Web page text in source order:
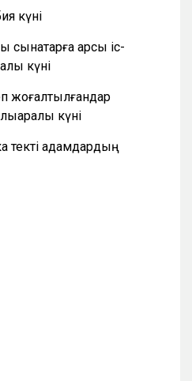
күні
қарсы іс-
күні
жоғалтылғандар
күні
текті адамдардың